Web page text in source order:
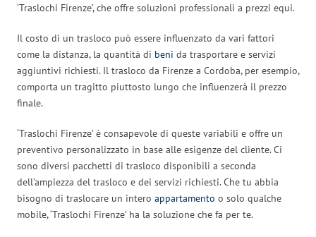
‘Traslochi Firenze’, che offre soluzioni professionali a prezzi equi.
Il costo di un trasloco può essere influenzato da vari fattori
come la distanza, la quantità di beni da trasportare e servizi
aggiuntivi richiesti. Il trasloco da Firenze a Cordoba, per esempio,
comporta un tragitto piuttosto lungo che influenzerà il prezzo
finale.
‘Traslochi Firenze’ è consapevole di queste variabili e offre un
preventivo personalizzato in base alle esigenze del cliente. Ci
sono diversi pacchetti di trasloco disponibili a seconda
dell’ampiezza del trasloco e dei servizi richiesti. Che tu abbia
bisogno di traslocare un intero appartamento o solo qualche
mobile, ‘Traslochi Firenze’ ha la soluzione che fa per te.